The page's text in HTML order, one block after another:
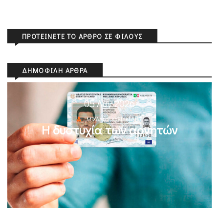
ΠΡΟΤΕΊΝΕΤΕ ΤΟ ΆΡΘΡΟ ΣΕ ΦΊΛΟΥΣ
ΔΗΜΟΦΙΛΉ ΆΡΘΡΑ
05 Αυγ 2026
ΜΙΧΆΛΗΣ ΚΥΡΙΑΚΊΔΗΣ
Η δυστυχία των αρνητών